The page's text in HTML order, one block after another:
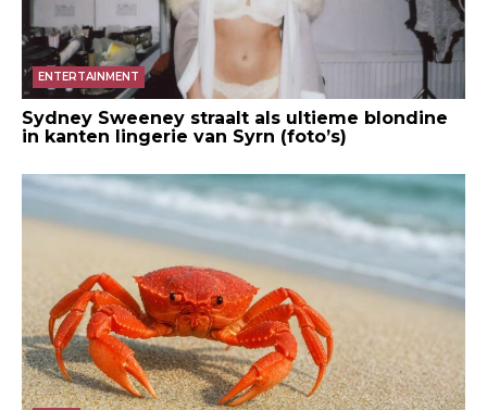
ENTERTAINMENT
Sydney Sweeney straalt als ultieme blondine
in kanten lingerie van Syrn (foto’s)